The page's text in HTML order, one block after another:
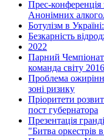
Прес-конференція
Анонімних
Ботулізм в
Безкарність
2022
Парний Чемпіонат
команда світу
Проблема
зоні ризику
Пріоритети
пост губернатора
Презентація
"Битва оркестрів